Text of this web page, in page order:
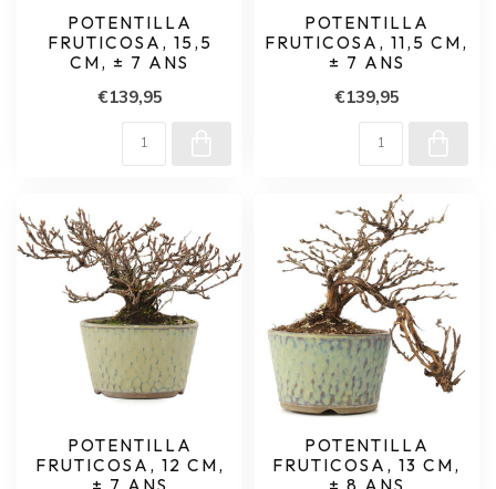
POTENTILLA
FRUTICOSA, 15,5
CM, ± 7 ANS
€139,95
POTENTILLA
FRUTICOSA, 11,5 CM,
± 7 ANS
€139,95
POTENTILLA
FRUTICOSA, 12 CM,
POTENTILLA
FRUTICOSA, 13 CM,